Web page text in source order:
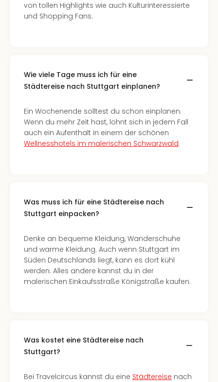
von tollen Highlights wie auch Kulturinteressierte
und Shopping Fans.
Wie viele Tage muss ich für eine
Städtereise nach Stuttgart einplanen?
Ein Wochenende solltest du schon einplanen.
Wenn du mehr Zeit hast, lohnt sich in jedem Fall
auch ein Aufenthalt in einem der schönen
Wellnesshotels im malerischen Schwarzwald.
Was muss ich für eine Städtereise nach
Stuttgart einpacken?
Denke an bequeme Kleidung, Wanderschuhe
und warme Kleidung. Auch wenn Stuttgart im
Süden Deutschlands liegt, kann es dort kühl
werden. Alles andere kannst du in der
malerischen Einkaufsstraße Königstraße kaufen.
Was kostet eine Städtereise nach
Stuttgart?
Bei Travelcircus kannst du eine Städtereise nach